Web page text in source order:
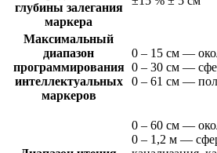
глубины залегания
маркера
Максимальный
диапазон
программирования
интеллектуальных
маркеров
0 – 15 см —
0 – 30 см —
0 – 61 см —
0 – 60 см —
0 – 1,2 м —